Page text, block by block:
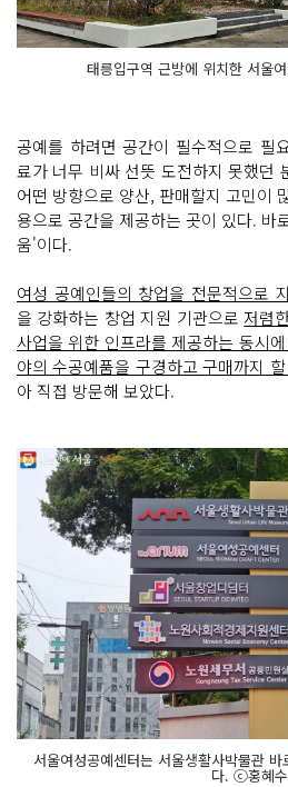
태릉입구역 근방에 위치한 서울
공예를 하려면 공간이 필수적으로 필
료가 너무 비싸 선뜻 도전하지 못했던
어떤 방향으로 양산, 판매할지 고민이
용으로 공간을 제공하는 곳이 있다. 바
움'이다.
여성 공예인들의 창업을 전문적으로
을 강화하는 창업 지원 기관으로저렴
사업을 위한 인프라를 제공하는 동시
야의 수공예품을 구경하고 구매까지
아 직접 방문해 보았다.
서울여성공예센터는 서울생활사박물관
다. ⓒ홍혜수